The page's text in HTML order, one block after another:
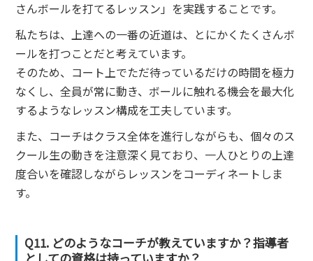
さんボールを打てるレッスン」を実践することです。
私たちは、上達への一番の近道は、とにかくたくさんボ
ールを打つことだと考えています。
そのため、コート上でただ待っているだけの時間を極力
なくし、全員が常に動き、ボールに触れる機会を最大化
するようなレッスン構成を工夫しています。
また、コーチはクラス全体を進行しながらも、個々のス
クール生の動きを注意深く見ており、一人ひとりの上達
度合いを確認しながらレッスンをコーディネートしま
す。
Q11. どのようなコーチが教えていますか？指導者